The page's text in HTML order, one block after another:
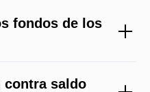
fondos de los
contra saldo